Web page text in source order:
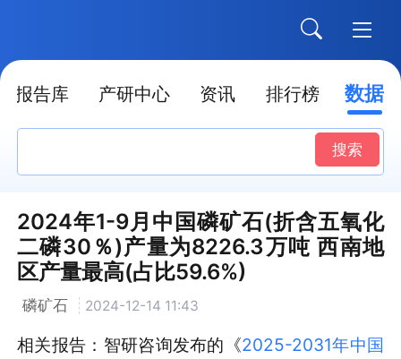
报告库 产研中心 资讯 排行榜 数据
搜索
2024年1-9月中国磷矿石(折含五氧化
二磷30％)产量为8226.3万吨 西南地
区产量最高(占比59.6%)
磷矿石 2024-12-14 11:43
相关报告：智研咨询发布的《2025-2031年中国